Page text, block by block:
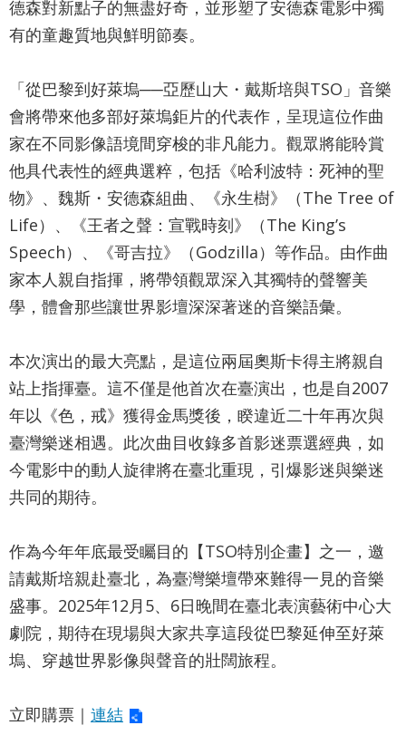
彙
聯
絡
我
們
隱
私
權
及
資
訊
政
策
著
作
聲
明
德森對新點子的無盡好奇，並形塑了安德森電影中獨
有的童趣質地與鮮明節奏。
「從巴黎到好萊塢──亞歷山大・戴斯培與TSO」音樂
會將帶來他多部好萊塢鉅片的代表作，呈現這位作曲
家在不同影像語境間穿梭的非凡能力。觀眾將能聆賞
他具代表性的經典選粹，包括《哈利波特：死神的聖
物》、魏斯・安德森組曲、《永生樹》（The Tree of
Life）、《王者之聲：宣戰時刻》（The King’s
Speech）、《哥吉拉》（Godzilla）等作品。由作曲
家本人親自指揮，將帶領觀眾深入其獨特的聲響美
學，體會那些讓世界影壇深深著迷的音樂語彙。
本次演出的最大亮點，是這位兩屆奧斯卡得主將親自
站上指揮臺。這不僅是他首次在臺演出，也是自2007
年以《色，戒》獲得金馬獎後，睽違近二十年再次與
臺灣樂迷相遇。此次曲目收錄多首影迷票選經典，如
今電影中的動人旋律將在臺北重現，引爆影迷與樂迷
共同的期待。
作為今年年底最受矚目的【TSO特別企畫】之一，邀
請戴斯培親赴臺北，為臺灣樂壇帶來難得一見的音樂
盛事。2025年12月5、6日晚間在臺北表演藝術中心大
劇院，期待在現場與大家共享這段從巴黎延伸至好萊
塢、穿越世界影像與聲音的壯闊旅程。
立即購票｜ 連結